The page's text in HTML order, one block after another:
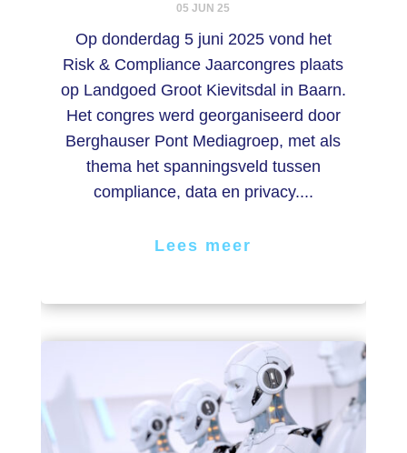
05 JUN 25
Op donderdag 5 juni 2025 vond het
Risk & Compliance Jaarcongres plaats
op Landgoed Groot Kievitsdal in Baarn.
Het congres werd georganiseerd door
Berghauser Pont Mediagroep, met als
thema het spanningsveld tussen
compliance, data en privacy....
Lees meer